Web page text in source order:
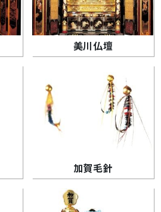
美川仏壇
加賀毛針